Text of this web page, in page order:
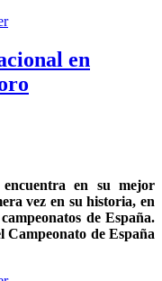
en
en su mejor
vez en su historia, en
de España.
de España